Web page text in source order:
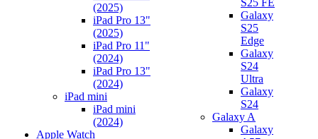
(2025)
iPad Pro 13"
(2025)
iPad Pro 11"
(2024)
iPad Pro 13"
(2024)
iPad mini
iPad mini
(2024)
Apple Watch
S25 FE
Galaxy
S25
Edge
Galaxy
S24
Ultra
Galaxy
S24
Galaxy A
Galaxy